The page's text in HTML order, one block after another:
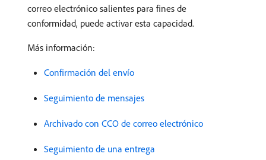
correo electrónico salientes para fines de
conformidad, puede activar esta capacidad.
Más información:
Confirmación del envío
Seguimiento de mensajes
Archivado con CCO de correo electrónico
Seguimiento de una entrega